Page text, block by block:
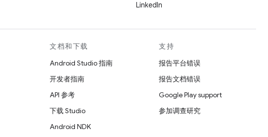
LinkedIn
文档和下载
Android Studio 指南
开发者指南
API 参考
下载 Studio
Android NDK
支持
报告平台错误
报告文档错误
Google Play support
参加调查研究